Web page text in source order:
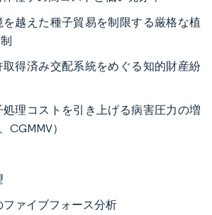
を越えた種子貿易を制限する厳格な植
取得済み交配系統をめぐる知的財産紛
処理コストを引き上げる病害圧力の増
CGMMV）
ファイブフォース分析